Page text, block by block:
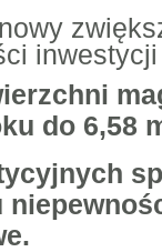
do 6,58